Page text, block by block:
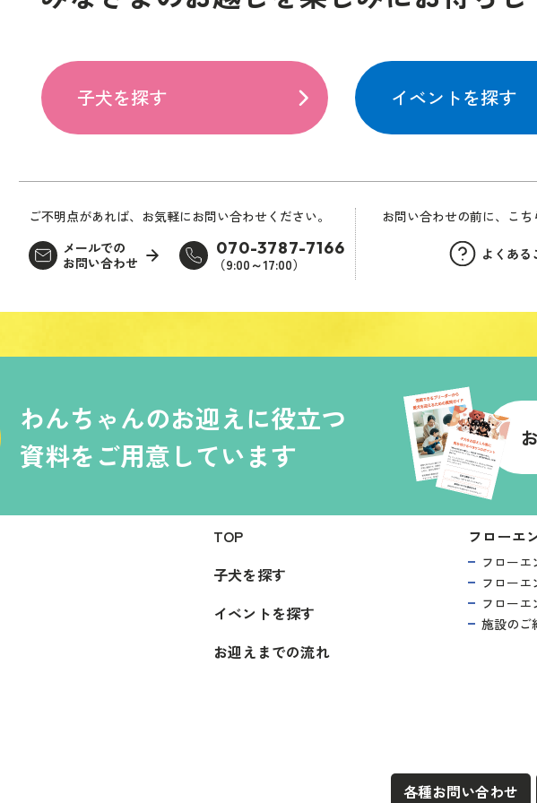
子犬を探す イベントを探す
ご不明点があれば、お気軽にお問い合わせください。
メールでの
お問い合わせ
070-3787-7166
（9:00～17:00）
お問い合わせの前に、こち
よくある
わんちゃんのお迎えに役立つ
資料をご用意しています
TOP
子犬を探す
イベントを探す
お迎えまでの流れ
フローエ
フローエ
フローエ
フローエ
施設のご
各種お問い合わせ